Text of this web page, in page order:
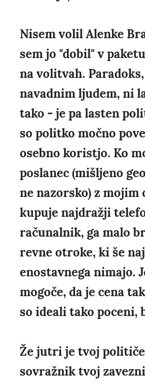
Nisem volil Alenke
sem jo "dobil" v
na volitvah.
navadnim ljudem, ni
tako - je pa lasten
so politko močno
osebno koristjo. Ko
poslanec (mišljeno
ne nazorsko) z mojim
kupuje najdražji
računalnik, ga malo
revne otroke, ki še
enostavnega nimajo.
mogoče, da je cena
so ideali tako poceni,
Že jutri je tvoj
sovražnik tvoj